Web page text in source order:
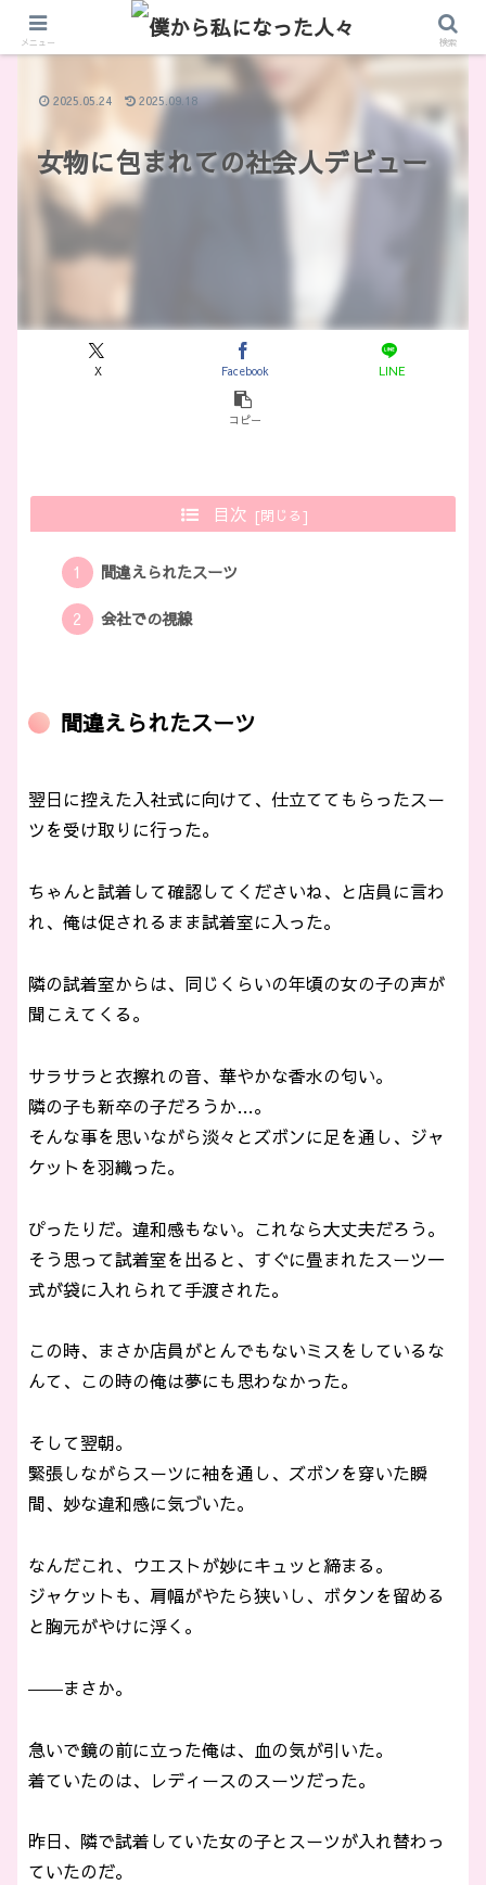
女物に包まれての社会人デビュー
X Facebook LINE
コピー
2025.05.24 2025.09.18
目次
間違えられたスーツ
会社での視線
間違えられたスーツ
翌日に控えた入社式に向けて、仕立ててもらったスー
ツを受け取りに行った。
ちゃんと試着して確認してくださいね、と店員に言わ
れ、俺は促されるまま試着室に入った。
隣の試着室からは、同じくらいの年頃の女の子の声が
聞こえてくる。
サラサラと衣擦れの音、華やかな香水の匂い。
隣の子も新卒の子だろうか…。
そんな事を思いながら淡々とズボンに足を通し、ジャ
ケットを羽織った。
ぴったりだ。違和感もない。これなら大丈夫だろう。
そう思って試着室を出ると、すぐに畳まれたスーツ一
式が袋に入れられて手渡された。
この時、まさか店員がとんでもないミスをしているな
んて、この時の俺は夢にも思わなかった。
そして翌朝。
緊張しながらスーツに袖を通し、ズボンを穿いた瞬
間、妙な違和感に気づいた。
なんだこれ、ウエストが妙にキュッと締まる。
ジャケットも、肩幅がやたら狭いし、ボタンを留める
と胸元がやけに浮く。
――まさか。
急いで鏡の前に立った俺は、血の気が引いた。
着ていたのは、レディースのスーツだった。
昨日、隣で試着していた女の子とスーツが入れ替わっ
ていたのだ。
メニュー 検索